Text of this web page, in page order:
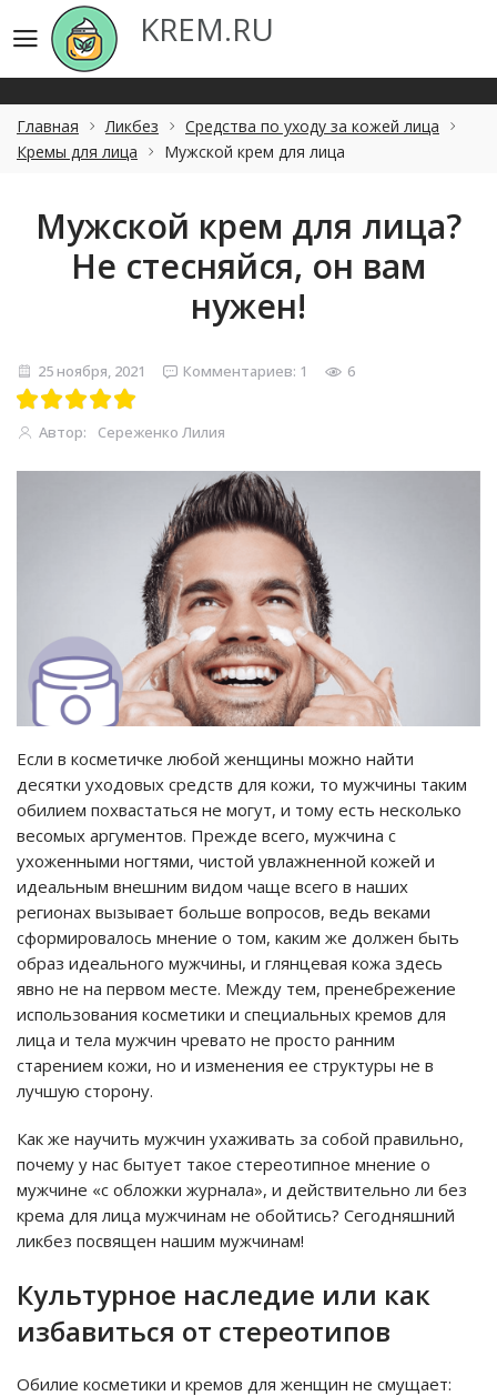
KREM.RU
KREM.RU
Главная Ликбез
Средства по уходу за кожей лица
Кремы для лица
Мужской крем для лица
Мужской крем для лица?
Не стесняйся, он вам
нужен!
25 ноября, 2021 Комментариев: 1 6
Автор: Сереженко Лилия
Если в косметичке любой женщины можно найти
десятки уходовых средств для кожи, то мужчины таким
обилием похвастаться не могут, и тому есть несколько
весомых аргументов. Прежде всего, мужчина с
ухоженными ногтями, чистой увлажненной кожей и
идеальным внешним видом чаще всего в наших
регионах вызывает больше вопросов, ведь веками
сформировалось мнение о том, каким же должен быть
образ идеального мужчины, и глянцевая кожа здесь
явно не на первом месте. Между тем, пренебрежение
использования косметики и специальных кремов для
лица и тела мужчин чревато не просто ранним
старением кожи, но и изменения ее структуры не в
лучшую сторону.
Как же научить мужчин ухаживать за собой правильно,
почему у нас бытует такое стереотипное мнение о
мужчине «с обложки журнала», и действительно ли без
крема для лица мужчинам не обойтись? Сегодняшний
ликбез посвящен нашим мужчинам!
Культурное наследие или как
избавиться от стереотипов
Обилие косметики и кремов для женщин не смущает: